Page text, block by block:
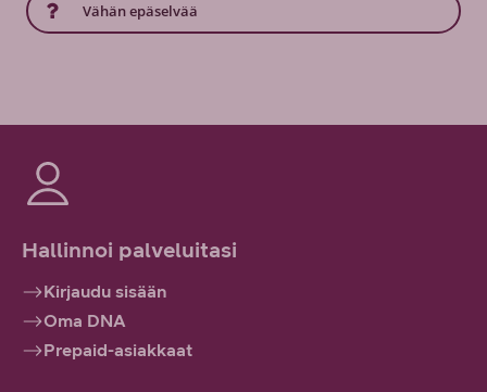
Vähän epäselvää
Hallinnoi palveluitasi
Kirjaudu sisään
Oma DNA
Prepaid-asiakkaat